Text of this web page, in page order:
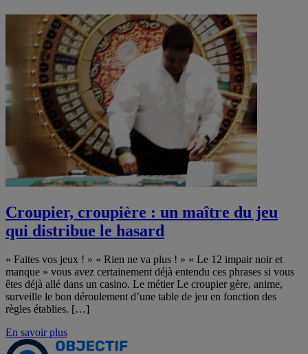
Croupier, croupière : un maître du jeu
qui distribue le hasard
« Faites vos jeux ! » « Rien ne va plus ! » « Le 12 impair noir et
manque » vous avez certainement déjà entendu ces phrases si vous
êtes déjà allé dans un casino. Le métier Le croupier gère, anime,
surveille le bon déroulement d’une table de jeu en fonction des
règles établies. […]
En savoir plus